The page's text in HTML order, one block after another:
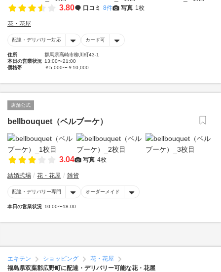
3.80 口コミ 8件 写真 1枚
花・花屋
配達・デリバリー対応 カード可
住所
群馬県高崎市柳川町43-1
本日の営業状況 13:00〜21:00
価格帯
￥5,000〜￥10,000
店舗公式
bellbouquet（ベルブーケ）
3.04 写真 4枚
結婚式場 花・花屋 雑貨
配達・デリバリー専門 オーダーメイド
本日の営業状況 10:00〜18:00
エキテン ショッピング
花・花屋
福島県双葉郡広野町に配達・デリバリー可能な花・花屋